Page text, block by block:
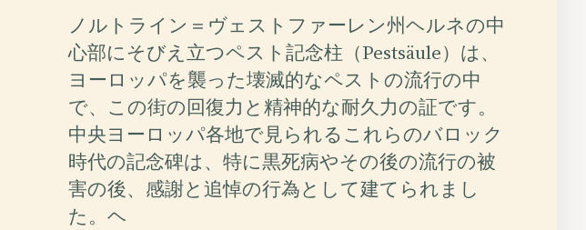
ノルトライン＝ヴェストファーレン州ヘルネの中
心部にそびえ立つペスト記念柱（Pestsäule）は、
ヨーロッパを襲った壊滅的なペストの流行の中
で、この街の回復力と精神的な耐久力の証です。
中央ヨーロッパ各地で見られるこれらのバロック
時代の記念碑は、特に黒死病やその後の流行の被
害の後、感謝と追悼の行為として建てられまし
た。ヘ